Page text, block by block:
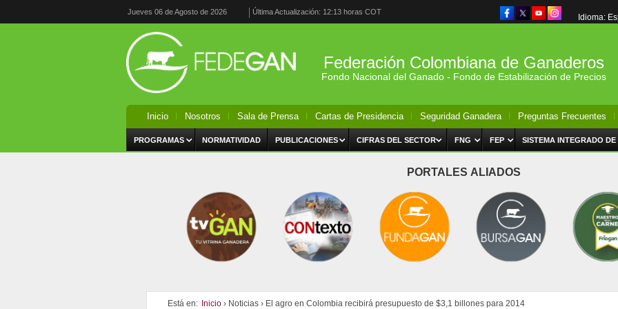
Jueves 06 de Agosto de 2026 Última Actualización: 12:13 horas COT
Idioma:
Federación Colombiana de Ganaderos
Fondo Nacional del Ganado - Fondo de Estabilización de Precios
Inicio Nosotros Sala de Prensa Cartas de Presidencia Seguridad Ganadera Preguntas Frecuentes
PROGRAMAS NORMATIVIDAD PUBLICACIONES CIFRAS DEL SECTOR FNG FEP SISTEMA INTEGRADO DE
PORTALES ALIADOS
Está en: Inicio › Noticias › El agro en Colombia recibirá presupuesto de $3,1 billones para 2014